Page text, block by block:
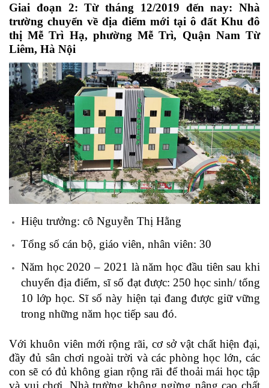
Giai đoạn 2: Từ tháng 12/2019 đến nay: Nhà
trường chuyển về địa điểm mới tại ô đất Khu đô
thị Mễ Trì Hạ, phường Mễ Trì, Quận Nam Từ
Liêm, Hà Nội
Hiệu trưởng: cô Nguyễn Thị Hằng
Tổng số cán bộ, giáo viên, nhân viên: 30
Năm học 2020 – 2021 là năm học đầu tiên sau khi
chuyển địa điểm, sĩ số đạt được: 250 học sinh/ tổng
10 lớp học. Sĩ số này hiện tại đang được giữ vững
trong những năm học tiếp sau đó.
Với khuôn viên mới rộng rãi, cơ sở vật chất hiện đại,
đầy đủ sân chơi ngoài trời và các phòng học lớn, các
con sẽ có đủ không gian rộng rãi để thoải mái học tập
và vui chơi. Nhà trường không ngừng nâng cao chất